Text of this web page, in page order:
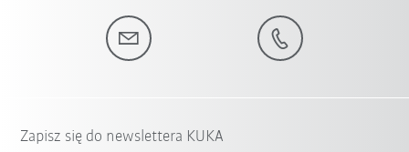
Zapisz się do newslettera KUKA